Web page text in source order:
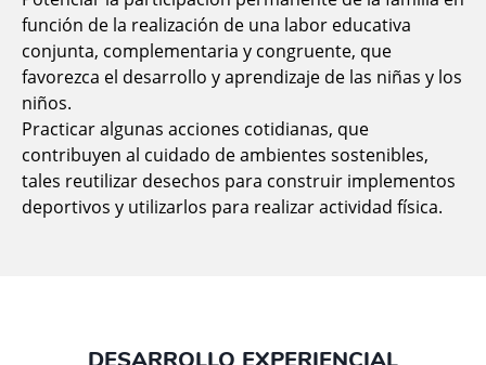
función de la realización de una labor educativa
conjunta, complementaria y congruente, que
favorezca el desarrollo y aprendizaje de las niñas y los
niños.
Practicar algunas acciones cotidianas, que
contribuyen al cuidado de ambientes sostenibles,
tales reutilizar desechos para construir implementos
deportivos y utilizarlos para realizar actividad física.